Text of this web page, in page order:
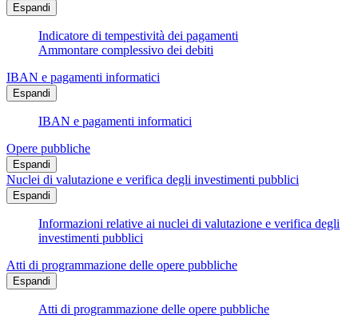
Espandi
Indicatore di tempestività dei pagamenti
Ammontare complessivo dei debiti
IBAN e pagamenti informatici
Espandi
IBAN e pagamenti informatici
Opere pubbliche
Espandi
Nuclei di valutazione e verifica degli investimenti pubblici
Espandi
Informazioni relative ai nuclei di valutazione e verifica degli
investimenti pubblici
Atti di programmazione delle opere pubbliche
Espandi
Atti di programmazione delle opere pubbliche